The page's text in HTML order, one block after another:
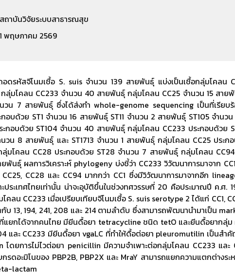
สถาบันวิจัยระบบสาธารณสุข
พฤษภาคม 2569
อดรหัสจีโนมเชื้อ S. suis จำนวน 139 สายพันธุ์ แบ่งเป็นเชื้อกลุ่มโคล
มโคลน CC233 จำนวน 40 สายพันธุ์ กลุ่มโคลน CC25 จำนวน 15 สา
วน 7 สายพันธุ์ ซึ่งได้ส่งทำ whole-genome sequencing เป็นที่เรียบร้
กอบด้วย ST1 จำนวน 16 สายพันธุ์ ST11 จำนวน 2 สายพันธุ์ ST105 จำน
ะกอบด้วย ST104 จำนวน 40 สายพันธุ์ กลุ่มโคลน CC233 ประกอบด้วย
วน 8 สายพันธุ์ และ ST1713 จำนวน 1 สายพันธุ์ กลุ่มโคลน CC25 ประก
มโคลน CC28 ประกอบด้วย ST28 จำนวน 7 สายพันธุ์ กลุ่มโคลน
ยพันธุ์ ผลการวิเคราะห์ phylogeny บ่งชี้ว่า CC233 วิวัฒนาการมาจาก
CC28 และ CC94 มากกว่า CC1 ซึ่งมีวิวัฒนาการมาจากอีก
ประเทศไทยเท่านั้น น่าจะอุบัติขึ้นในช่วงทศวรรษที่ 20 คือประมาณปี ค.ศ.
คลน CC233 เมื่อเปรียบเทียบจีโนมเชื้อ S. suis serotype 2 ได้แก่ CC1,
กับ 13, 194, 241, 208 และ 214 ตามลำดับ ซึ่งสามารถพัฒนานำมาเป็น
แยกได้จากคนไทย มียีนดื้อยา tetracycline ชนิด tetO และยีนดื้อยากลุ่
และ CC233 มียีนดื้อยา vgaLC ที่ทำให้ดื้อต่อยา pleuromutilin เป็นสำ
โดยการไม่ไวต่อยา penicillin มีความจำเพาะต่อกลุ่มโคลน CC233 แล
รดอะมิโนของ PBP2B, PBP2X และ MraY สามารถแยกความแตกต่าง
lactam